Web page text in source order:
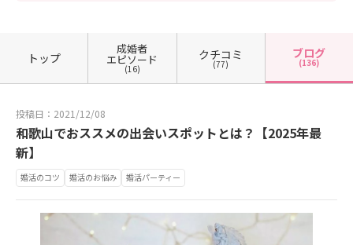
トップ
成婚者
エピソード
(16)
クチコミ
(77)
ブログ
(136)
投稿日：2021/12/08
和歌山でおススメの出会いスポットとは？【2025年最
新】
婚活のコツ 婚活のお悩み 婚活パーティー